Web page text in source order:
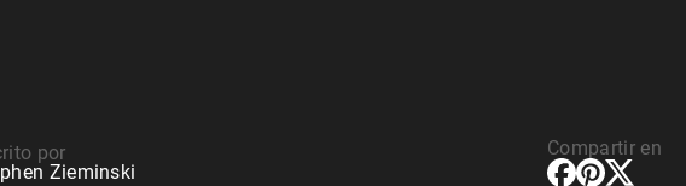
por
Zieminski
Compartir en